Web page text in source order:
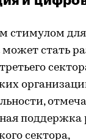
стимулом
может стать
поддержка
сектора,